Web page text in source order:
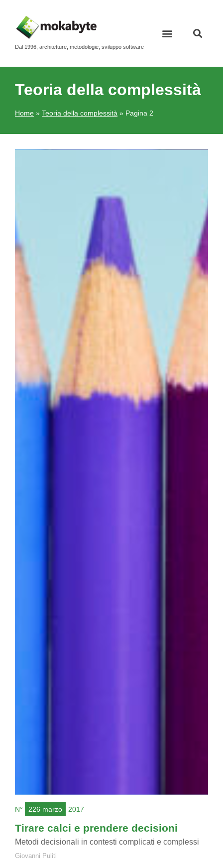
Dal 1996, architetture, metodologie, sviluppo software
Teoria della complessità
Home » Teoria della complessità » Pagina 2
N° 226 marzo 2017
Tirare calci e prendere decisioni
Metodi decisionali in contesti complicati e complessi
Giovanni Puliti